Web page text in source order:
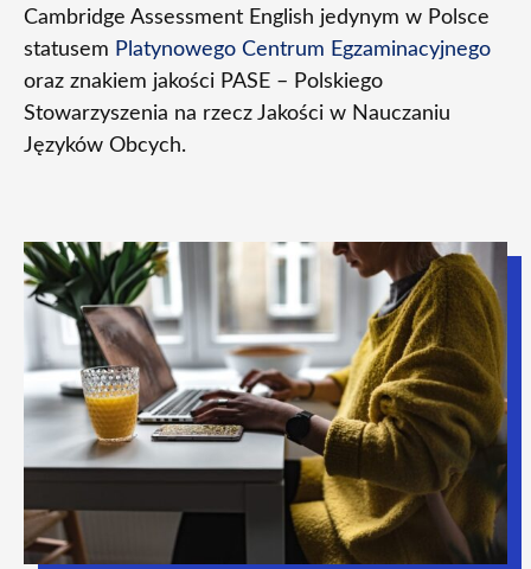
Cambridge Assessment English jedynym w Polsce
statusem Platynowego Centrum Egzaminacyjnego
oraz znakiem jakości PASE – Polskiego
Stowarzyszenia na rzecz Jakości w Nauczaniu
Języków Obcych.